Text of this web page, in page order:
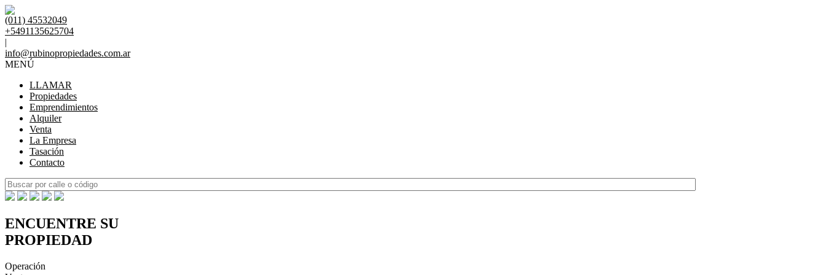
(011) 45532049
+5491135625704
|
info@rubinopropiedades.com.ar
MENÚ
LLAMAR
Propiedades
Emprendimientos
Alquiler
Venta
La Empresa
Tasación
Contacto
ENCUENTRE SU
PROPIEDAD
Operación